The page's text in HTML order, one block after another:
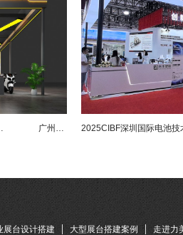
-香帅机车 广州采购交易会搭建商
展台设计搭建 大型展台搭建案例
走进力